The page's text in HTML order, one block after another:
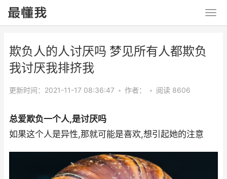
欺负人的人讨厌吗 梦见所有人都欺负
我讨厌我排挤我
更新时间：2021-11-17 08:36:47 • 作者： • 阅读 8606
总爱欺负一个人,是讨厌吗
如果这个人是异性,那就可能是喜欢,想引起她的注意